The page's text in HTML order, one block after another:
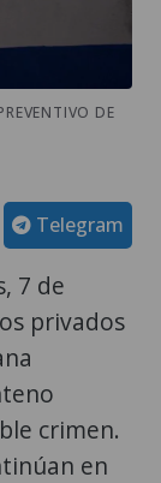
DE
Telegram
7 de
privados
crimen.
en